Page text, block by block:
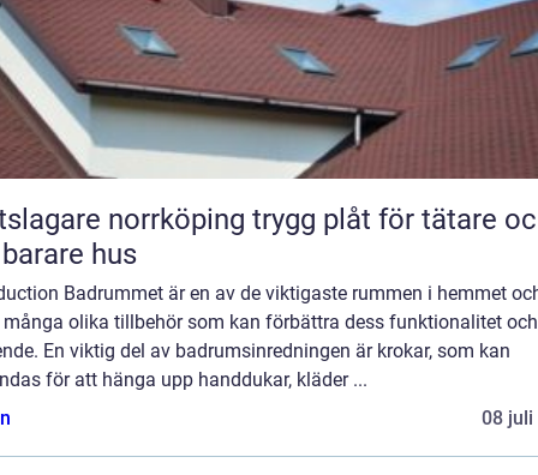
norrköping trygg plåt för tätare och
hus
Badrummet är en av de viktigaste rummen i hemmet
olika tillbehör som kan förbättra dess funktionalitet och
En viktig del av badrumsinredningen är krokar, som kan
för att hänga upp handdukar, kläder ...
08 juli